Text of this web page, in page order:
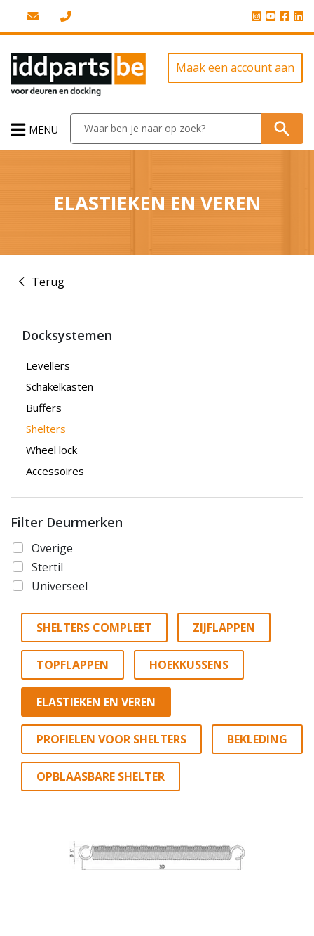
Maak een account aan
MENU
ELASTIEKEN EN VEREN
Terug
Docksystemen
Levellers
Schakelkasten
Buffers
Shelters
Wheel lock
Accessoires
Filter Deurmerken
Overige
Stertil
Universeel
SHELTERS COMPLEET ZIJFLAPPEN
TOPFLAPPEN HOEKKUSSENS
ELASTIEKEN EN VEREN
PROFIELEN VOOR SHELTERS BEKLEDING
OPBLAASBARE SHELTER